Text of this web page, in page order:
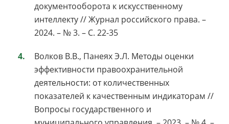
документооборота к искусственному
интеллекту // Журнал российского права. –
2024. – № 3. – С. 22-35
Волков В.В., Панеях Э.Л. Методы оценки
эффективности правоохранительной
деятельности: от количественных
показателей к качественным индикаторам //
Вопросы государственного и